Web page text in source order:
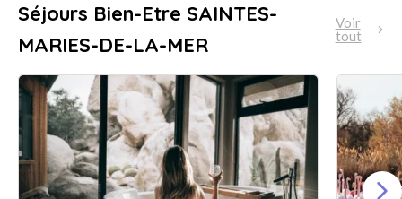
Séjours Bien-Etre SAINTES-
MARIES-DE-LA-MER
Voir
tout